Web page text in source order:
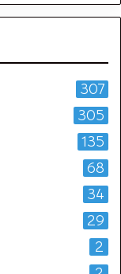
307
305
135
68
34
29
2